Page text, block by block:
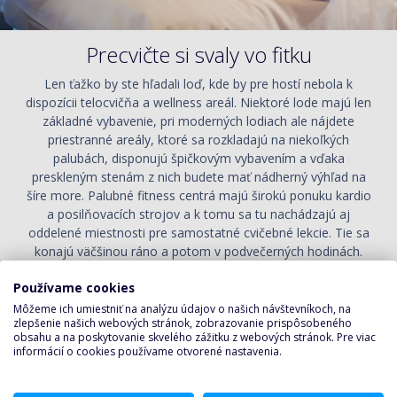
Precvičte si svaly vo fitku
Len ťažko by ste hľadali loď, kde by pre hostí nebola k
dispozícii telocvičňa a wellness areál. Niektoré lode majú len
základné vybavenie, pri moderných lodiach ale nájdete
priestranné areály, ktoré sa rozkladajú na niekoľkých
palubách, disponujú špičkovým vybavením a vďaka
preskleným stenám z nich budete mať nádherný výhľad na
šíre more. Palubné fitness centrá majú širokú ponuku kardio
a posilňovacích strojov a k tomu sa tu nachádzajú aj
oddelené miestnosti pre samostatné cvičebné lekcie. Tie sa
konajú väčšinou ráno a potom v podvečerných hodinách.
telocvičniach, kde majú zoznam všetkých lekcií s časmi ich
konania. Niektoré kurzy sú zadarmo, avšak môžete naraziť aj
na také, ktoré vyžadujú špeciálnu poplatok - väčšinou okolo
10 až 15 dolárov. Jedná sa hlavne o lekcie jogy, pilates a
spinningu, kde sa tiež musíte zapísať s predstihom. Na
Používame cookies
Môžeme ich umiestniť na analýzu údajov o našich návštevníkoch, na
zlepšenie našich webových stránok, zobrazovanie prispôsobeného
obsahu a na poskytovanie skvelého zážitku z webových stránok. Pre viac
informácií o cookies používame otvorené nastavenia.